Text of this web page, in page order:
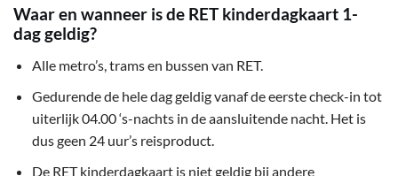
Waar en wanneer is de RET kinderdagkaart 1-
dag geldig?
Alle metro’s, trams en bussen van RET.
Gedurende de hele dag geldig vanaf de eerste check-in tot
uiterlijk 04.00 ‘s-nachts in de aansluitende nacht. Het is
dus geen 24 uur’s reisproduct.
De RET kinderdagkaart is niet geldig bij andere